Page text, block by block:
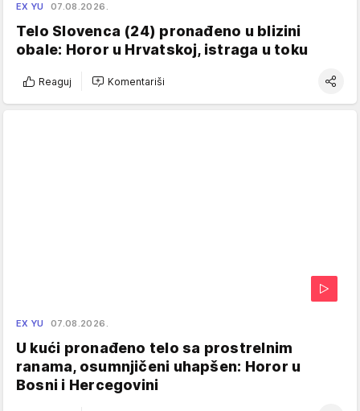
EX YU 07.08.2026.
Telo Slovenca (24) pronađeno u blizini
obale: Horor u Hrvatskoj, istraga u toku
Reaguj Komentariši
EX YU 07.08.2026.
U kući pronađeno telo sa prostrelnim
ranama, osumnjičeni uhapšen: Horor u
Bosni i Hercegovini